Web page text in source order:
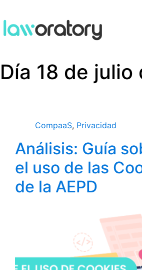
Día 18 de julio
CompaaS, Privacidad
Análisis: Guía
el uso de las
de la AEPD